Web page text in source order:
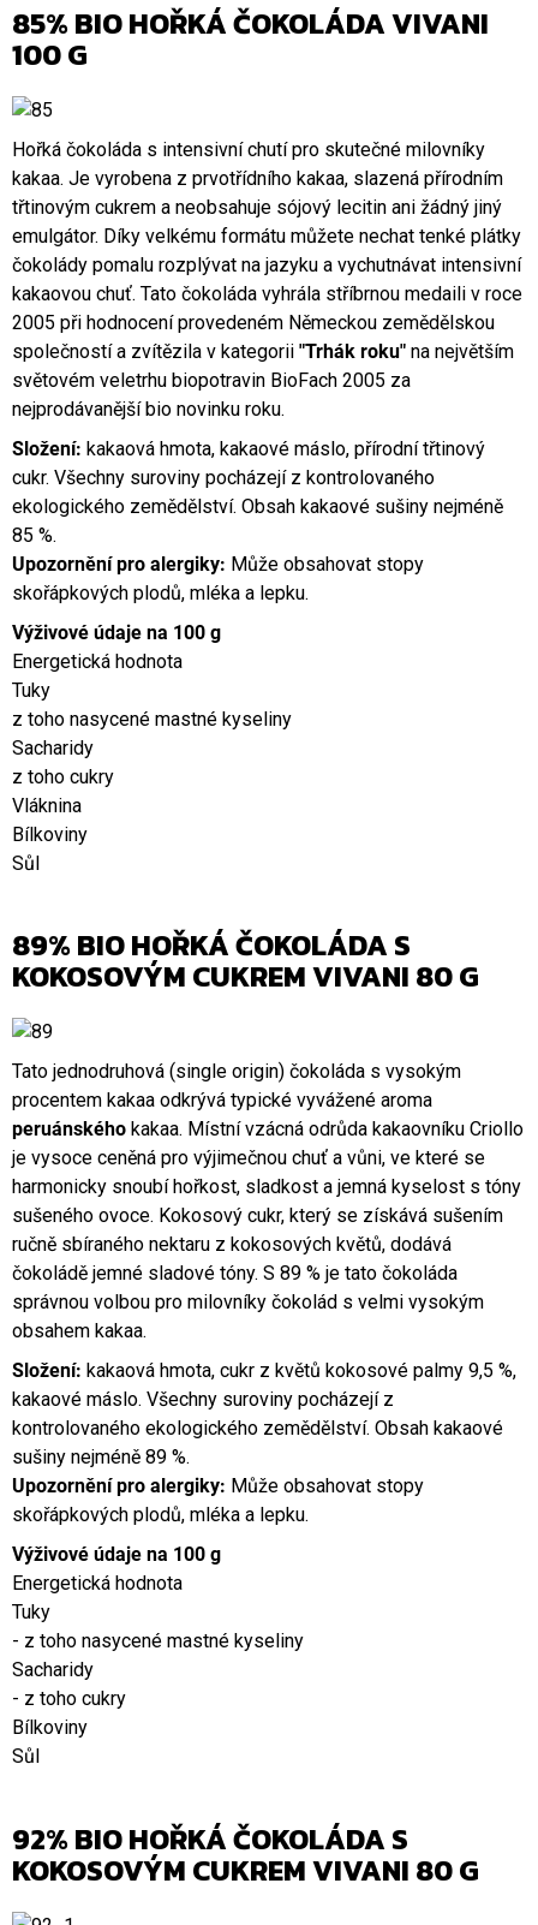
85% BIO HOŘKÁ ČOKOLÁDA VIVANI
100 G
Hořká čokoláda s intensivní chutí pro skutečné milovníky
kakaa. Je vyrobena z prvotřídního kakaa, slazená přírodním
třtinovým cukrem a neobsahuje sójový lecitin ani žádný jiný
emulgátor. Díky velkému formátu můžete nechat tenké plátky
čokolády pomalu rozplývat na jazyku a vychutnávat intensivní
kakaovou chuť. Tato čokoláda vyhrála stříbrnou medaili v roce
2005 při hodnocení provedeném Německou zemědělskou
společností a zvítězila v kategorii "Trhák roku" na největším
světovém veletrhu biopotravin BioFach 2005 za
nejprodávanější bio novinku roku.
Složení: kakaová hmota, kakaové máslo, přírodní třtinový
cukr. Všechny suroviny pocházejí z kontrolovaného
ekologického zemědělství. Obsah kakaové sušiny nejméně
85 %.
Upozornění pro alergiky: Může obsahovat stopy
skořápkových plodů, mléka a lepku.
Výživové údaje na 100 g
Energetická hodnota
Tuky
z toho nasycené mastné kyseliny
Sacharidy
z toho cukry
Vláknina
Bílkoviny
Sůl
89% BIO HOŘKÁ ČOKOLÁDA S
KOKOSOVÝM CUKREM VIVANI 80 G
Tato jednodruhová (single origin) čokoláda s vysokým
procentem kakaa odkrývá typické vyvážené aroma
peruánského kakaa. Místní vzácná odrůda kakaovníku Criollo
je vysoce ceněná pro výjimečnou chuť a vůni, ve které se
harmonicky snoubí hořkost, sladkost a jemná kyselost s tóny
sušeného ovoce. Kokosový cukr, který se získává sušením
ručně sbíraného nektaru z kokosových květů, dodává
čokoládě jemné sladové tóny. S 89 % je tato čokoláda
správnou volbou pro milovníky čokolád s velmi vysokým
obsahem kakaa.
Složení: kakaová hmota, cukr z květů kokosové palmy 9,5 %,
kakaové máslo. Všechny suroviny pocházejí z
kontrolovaného ekologického zemědělství. Obsah kakaové
sušiny nejméně 89 %.
Upozornění pro alergiky: Může obsahovat stopy
skořápkových plodů, mléka a lepku.
Výživové údaje na 100 g
Energetická hodnota
Tuky
- z toho nasycené mastné kyseliny
Sacharidy
- z toho cukry
Bílkoviny
Sůl
92% BIO HOŘKÁ ČOKOLÁDA S
KOKOSOVÝM CUKREM VIVANI 80 G